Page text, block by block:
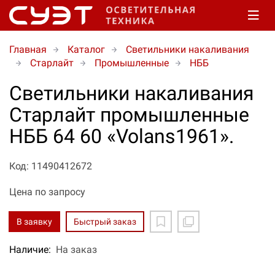
Главная Каталог
Светильники накаливания
Старлайт
Промышленные НББ
Светильники накаливания
Старлайт промышленные
НББ 64 60 «Volans1961».
Код: 11490412672
Цена по запросу
В заявку Быстрый заказ
Наличие: На заказ